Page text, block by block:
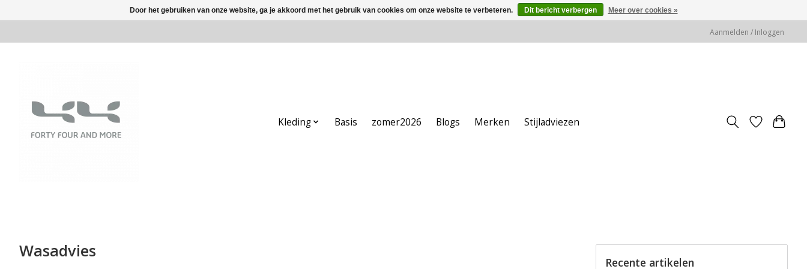
Aanmelden / Inloggen
Kleding Basis zomer2026 Blogs Merken Stijladviezen
Wasadvies
Recente artikelen
Door het gebruiken van onze website, ga je akkoord met het gebruik van cookies om onze website te verbeteren. Dit bericht verbergen Meer over cookies »